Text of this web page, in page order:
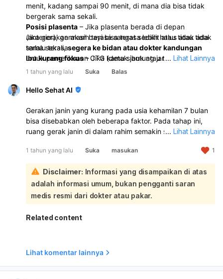
menit, kadang sampai 90 menit, di mana dia bisa tidak
bergerak sama sekali.
Posisi plasenta – Jika plasenta berada di depan
(anterior), gerakan bayi bisa terasa lebih halus atau tidak
terlalu terasa.
Ibu kurang fokus– Jika kamu sibuk atau tidak
memperhatikan, gerakan bayi bisa saja terjadi tapi tidak
Penurunan cairan ketuban
Masalah pada janin atau tali pusat– Misalnya tali pusat
melilit atau kurangnya oksigen bisa menyebabkan
gerakan bayi berkurang.
Jika gerakan masih terasa sangat sedikit atau tidak ada
sama sekali,segera ke bidan atau dokter kandungan
untuk pemeriksaan CTG (detak jantung janin) atau USG.
... Lihat Lainnya
1 tahun yang lalu Suka Balas
Hello Sehat AI
Gerakan janin yang kurang pada usia kehamilan 7 bulan
bisa disebabkan oleh beberapa faktor. Pada tahap ini,
ruang gerak janin di dalam rahim semakin sempit,
sebanyak sebelumnya. Selain itu, janin bisa mengalami
perubahan pola gerakan, seperti lebih banyak menggeliat
daripada menendang:
Beberapa penyebab lain yang mungkin adalah posisi
janin, volume cairan ketuban yang tidak memadai, atau
adanya kondisi medis seperti hipoksia (kekurangan
oksigen) yang dapat mempengaruhi aktivitas janin. Jika
seperti USG untuk memastikan kesehatan janin dan
memantau detak jantungnya. Jangan ragu untuk
... Lihat Lainnya
1 tahun yang lalu Suka masukan 1
Disclaimer: Informasi yang disampaikan di atas
adalah informasi umum, bukan pengganti saran
medis resmi dari dokter atau pakar.
Related content
Lihat komentar lainnya